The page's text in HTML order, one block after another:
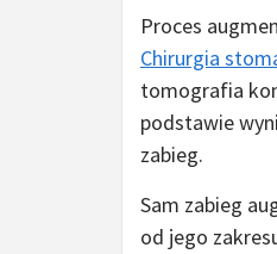
Proces
Chirurgia
tomografia
podstawie
zabieg.
Sam zabieg
od jego